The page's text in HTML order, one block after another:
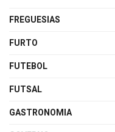
FREGUESIAS
FURTO
FUTEBOL
FUTSAL
GASTRONOMIA